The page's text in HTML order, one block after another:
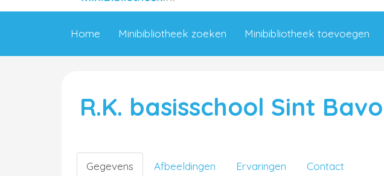
Home Minibibliotheek zoeken Minibibliotheek toevoegen
R.K. basisschool Sint Bavo
Gegevens Afbeeldingen Ervaringen Contact